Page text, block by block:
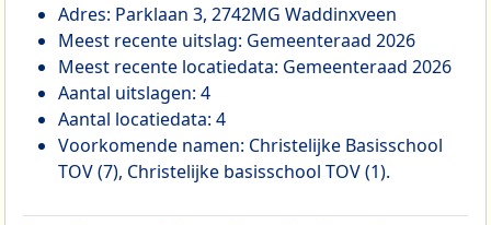
Adres: Parklaan 3, 2742MG Waddinxveen
Meest recente uitslag: Gemeenteraad 2026
Meest recente locatiedata: Gemeenteraad 2026
Aantal uitslagen: 4
Aantal locatiedata: 4
Voorkomende namen: Christelijke Basisschool
TOV (7), Christelijke basisschool TOV (1).